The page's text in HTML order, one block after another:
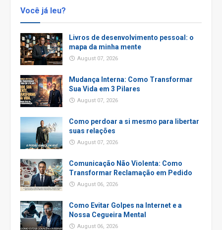
Você já leu?
Livros de desenvolvimento pessoal: o
mapa da minha mente
August 07, 2026
Mudança Interna: Como Transformar
Sua Vida em 3 Pilares
August 07, 2026
Como perdoar a si mesmo para libertar
suas relações
August 07, 2026
Comunicação Não Violenta: Como
Transformar Reclamação em Pedido
August 06, 2026
Como Evitar Golpes na Internet e a
Nossa Cegueira Mental
August 06, 2026